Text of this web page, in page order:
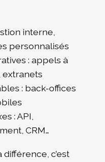
interne,
personnalisés
: appels à
extranets
: back-offices
: API,
CRM…
c’est